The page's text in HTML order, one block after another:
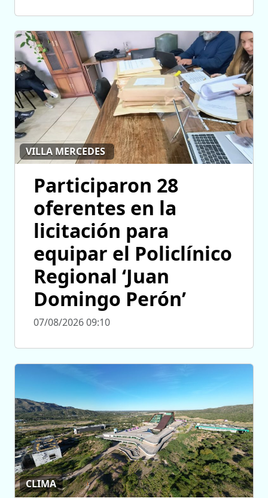
VILLA MERCEDES
Participaron 28
oferentes en la
licitación para
equipar el Policlínico
Regional ‘Juan
Domingo Perón’
07/08/2026 09:10
CLIMA